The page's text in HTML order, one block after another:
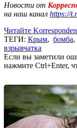
Новости от
на наш канал https://
Читайте
ТЕГИ: Крым, бомба,
взрывчатка
Если вы заметили
нажмите Ctrl+Enter,